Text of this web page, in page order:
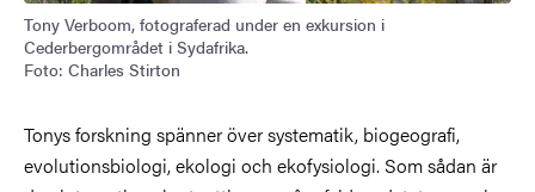
Tony Verboom, fotograferad under en exkursion i
Cederbergområdet i Sydafrika.
Foto: Charles Stirton
Tonys forskning spänner över systematik, biogeografi,
evolutionsbiologi, ekologi och ekofysiologi. Som sådan är